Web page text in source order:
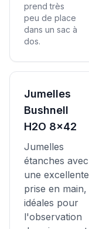
prend très
peu de place
dans un sac à
dos.
Jumelles
Bushnell
H2O 8x42
Jumelles
étanches avec
une excellente
prise en main,
idéales pour
l'observation